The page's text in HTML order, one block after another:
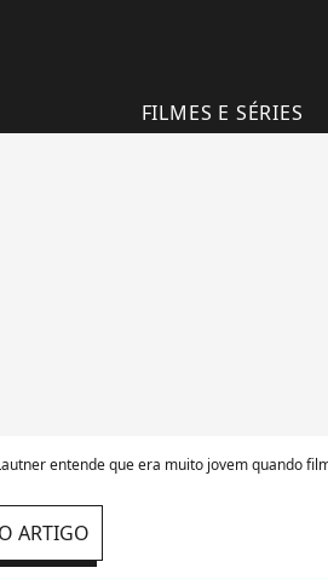
FILMES E SÉRIES
entende que era muito jovem quando filmou
ARTIGO